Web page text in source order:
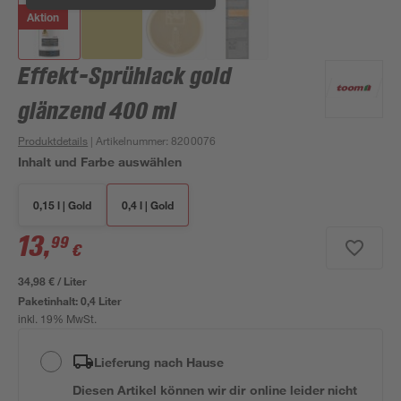
Aktion
Effekt-Sprühlack gold
glänzend 400 ml
Produktdetails | Artikelnummer: 8200076
Inhalt und Farbe auswählen
0,15 l | Gold 0,4 l | Gold
13,99 €
34,98 € / Liter
Paketinhalt:0,4 Liter
inkl. 19% MwSt.
Lieferung nach Hause
Diesen Artikel können wir dir online leider nicht